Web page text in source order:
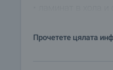
• латекс на стените
Прочетете цялата